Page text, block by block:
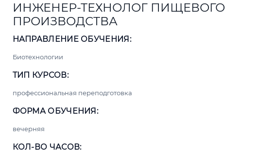
ИНЖЕНЕР-ТЕХНОЛОГ ПИЩЕВОГО
ПРОИЗВОДСТВА
НАПРАВЛЕНИЕ ОБУЧЕНИЯ:
Биотехнологии
ТИП КУРСОВ:
профессиональная переподготовка
ФОРМА ОБУЧЕНИЯ:
вечерняя
КОЛ-ВО ЧАСОВ: